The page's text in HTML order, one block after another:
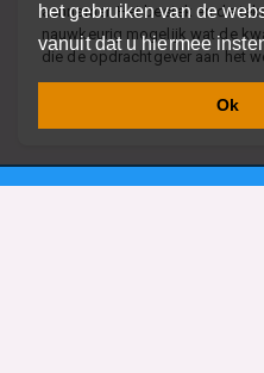
het gebruiken van de
vanuit dat u hiermee
Ok
aannemer. Het bestek en de
nauwkeurig mogelijk wat de
die de opdrachtgever aan het